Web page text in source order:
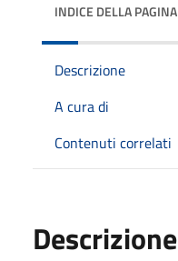
INDICE DELLA PAGINA
Descrizione
A cura di
Contenuti correlati
Descrizione